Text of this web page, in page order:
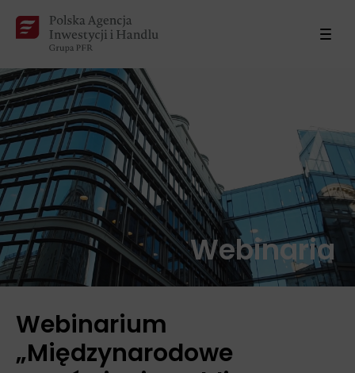
Webinaria
Webinarium
„Międzynarodowe